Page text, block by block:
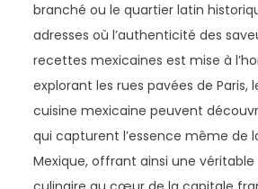
branché ou le quartier latin
adresses où l’authenticité des
recettes mexicaines est mise à
explorant les rues pavées de Paris,
cuisine mexicaine peuvent
qui capturent l’essence même de
Mexique, offrant ainsi une